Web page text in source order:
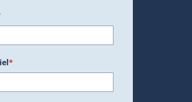
fenêtre.)
*